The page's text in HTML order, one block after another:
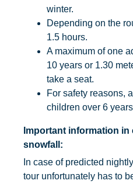
vinden
+43/5476/6239
info@serfaus-fiss-